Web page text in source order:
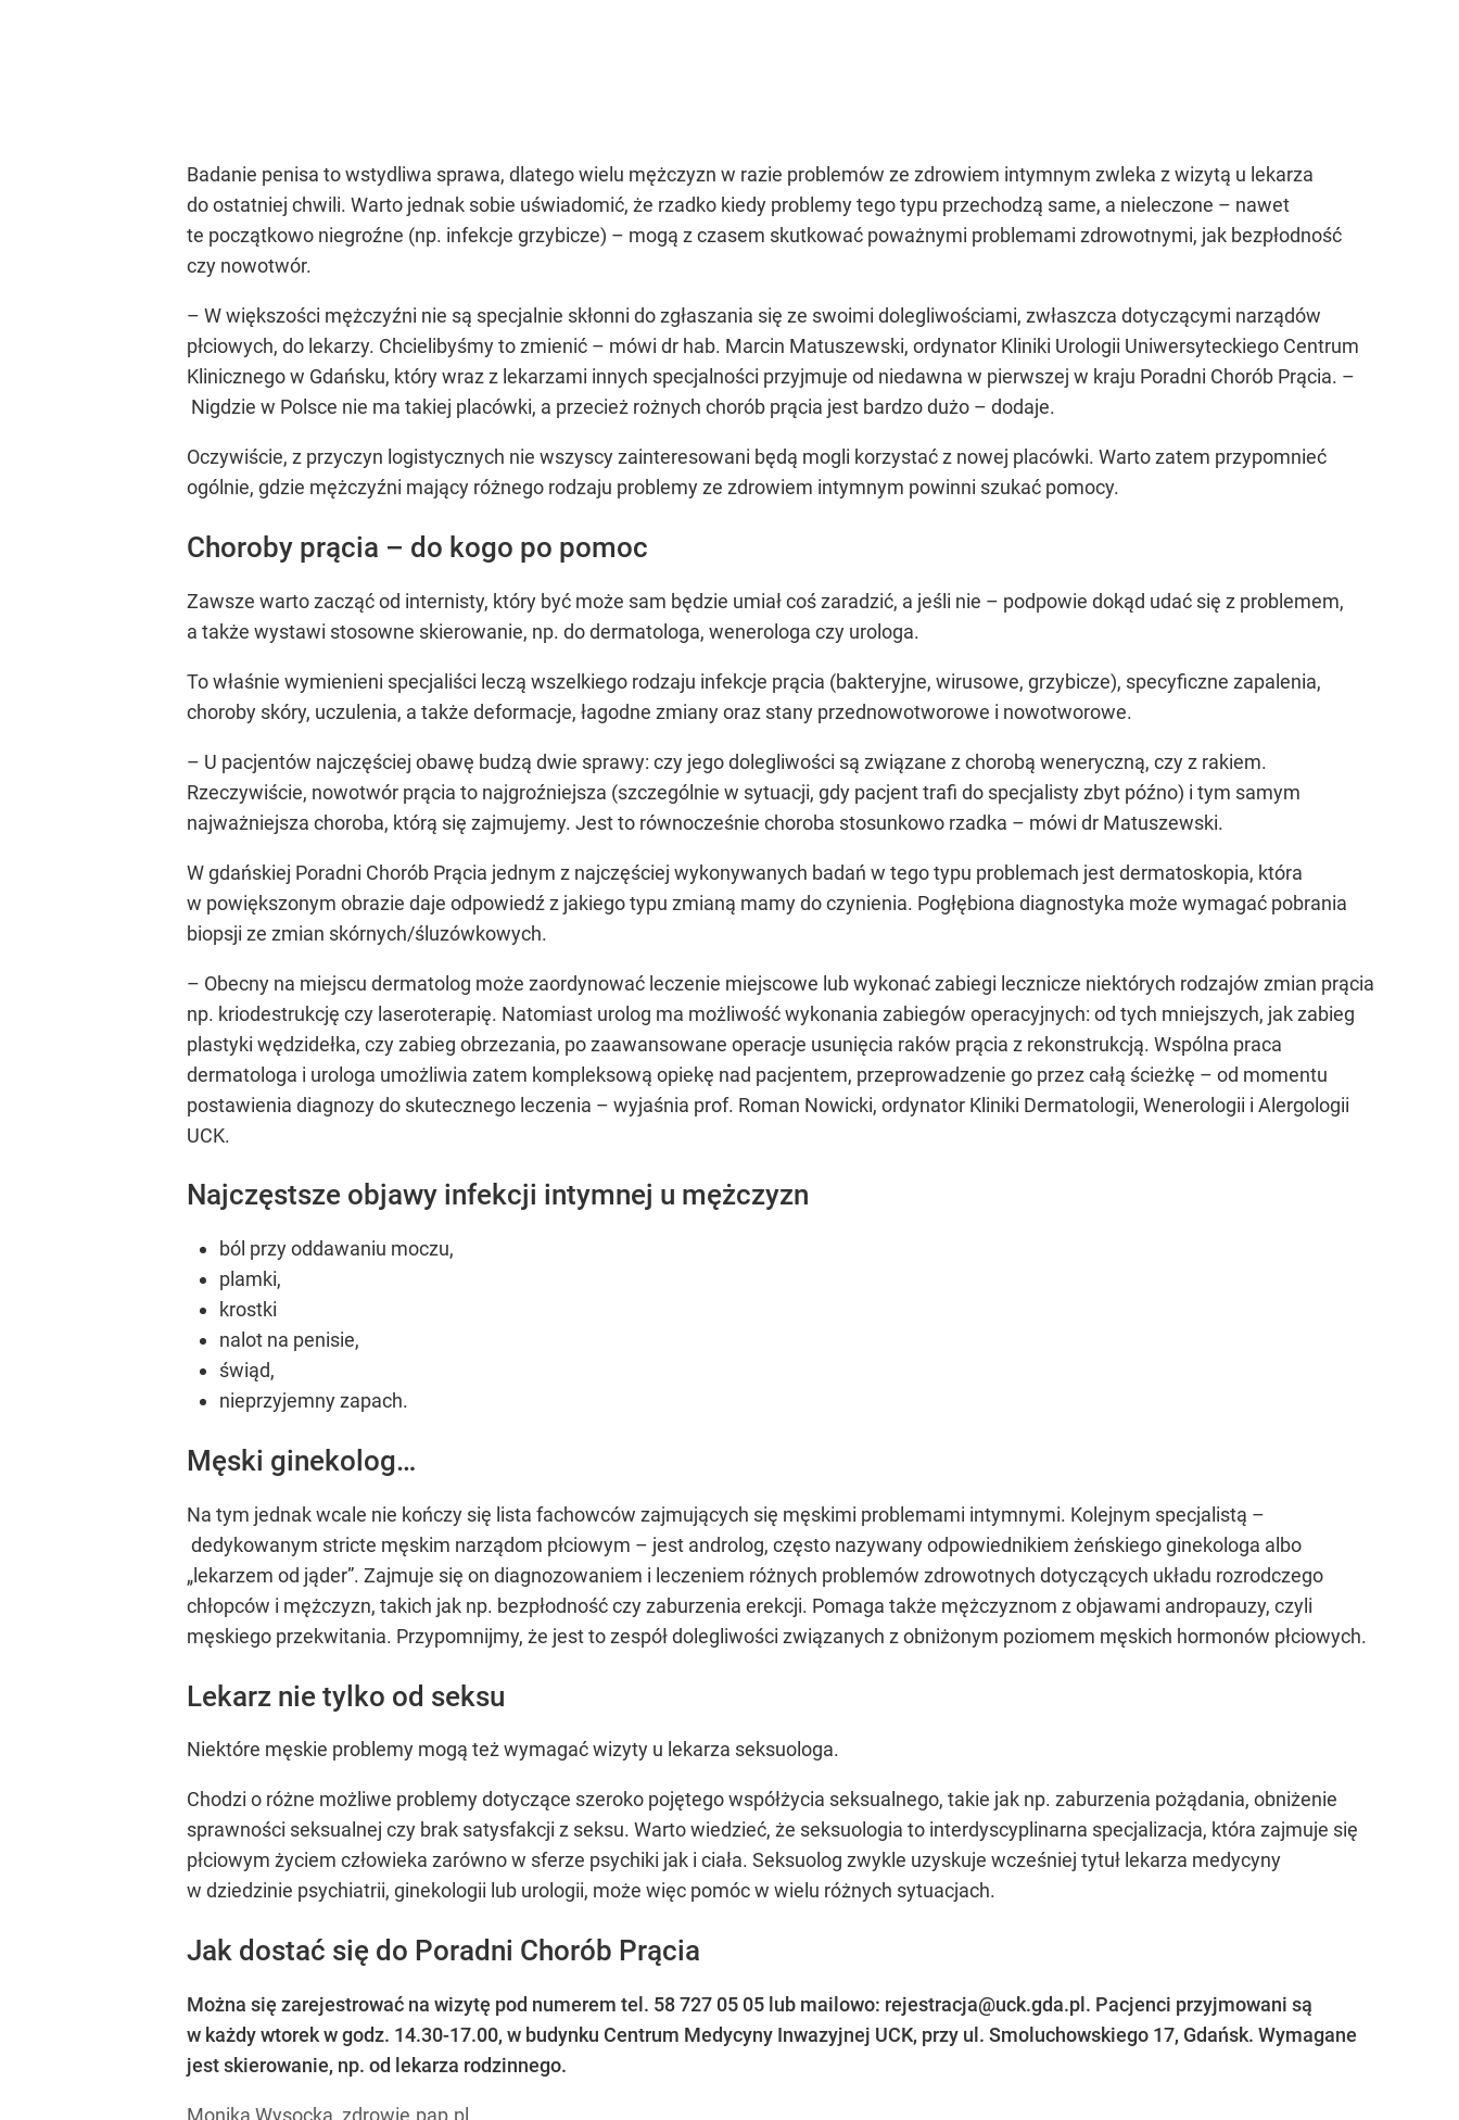
Badanie penisa to wstydliwa sprawa, dlatego wielu mężczyzn w razie problemów ze zdrowiem intymnym zwleka z wizytą u lekarza
do ostatniej chwili. Warto jednak sobie uświadomić, że rzadko kiedy problemy tego typu przechodzą same, a nieleczone – nawet
te początkowo niegroźne (np. infekcje grzybicze) – mogą z czasem skutkować poważnymi problemami zdrowotnymi, jak bezpłodność
czy nowotwór.
– W większości mężczyźni nie są specjalnie skłonni do zgłaszania się ze swoimi dolegliwościami, zwłaszcza dotyczącymi narządów
płciowych, do lekarzy. Chcielibyśmy to zmienić – mówi dr hab. Marcin Matuszewski, ordynator Kliniki Urologii Uniwersyteckiego Centrum
Klinicznego w Gdańsku, który wraz z lekarzami innych specjalności przyjmuje od niedawna w pierwszej w kraju Poradni Chorób Prącia. –
Nigdzie w Polsce nie ma takiej placówki, a przecież rożnych chorób prącia jest bardzo dużo – dodaje.
Oczywiście, z przyczyn logistycznych nie wszyscy zainteresowani będą mogli korzystać z nowej placówki. Warto zatem przypomnieć
ogólnie, gdzie mężczyźni mający różnego rodzaju problemy ze zdrowiem intymnym powinni szukać pomocy.
Choroby prącia – do kogo po pomoc
Zawsze warto zacząć od internisty, który być może sam będzie umiał coś zaradzić, a jeśli nie – podpowie dokąd udać się z problemem,
a także wystawi stosowne skierowanie, np. do dermatologa, wenerologa czy urologa.
To właśnie wymienieni specjaliści leczą wszelkiego rodzaju infekcje prącia (bakteryjne, wirusowe, grzybicze), specyficzne zapalenia,
choroby skóry, uczulenia, a także deformacje, łagodne zmiany oraz stany przednowotworowe i nowotworowe.
– U pacjentów najczęściej obawę budzą dwie sprawy: czy jego dolegliwości są związane z chorobą weneryczną, czy z rakiem.
Rzeczywiście, nowotwór prącia to najgroźniejsza (szczególnie w sytuacji, gdy pacjent trafi do specjalisty zbyt późno) i tym samym
najważniejsza choroba, którą się zajmujemy. Jest to równocześnie choroba stosunkowo rzadka – mówi dr Matuszewski.
W gdańskiej Poradni Chorób Prącia jednym z najczęściej wykonywanych badań w tego typu problemach jest dermatoskopia, która
w powiększonym obrazie daje odpowiedź z jakiego typu zmianą mamy do czynienia. Pogłębiona diagnostyka może wymagać pobrania
biopsji ze zmian skórnych/śluzówkowych.
– Obecny na miejscu dermatolog może zaordynować leczenie miejscowe lub wykonać zabiegi lecznicze niektórych rodzajów zmian prącia
np. kriodestrukcję czy laseroterapię. Natomiast urolog ma możliwość wykonania zabiegów operacyjnych: od tych mniejszych, jak zabieg
plastyki wędzidełka, czy zabieg obrzezania, po zaawansowane operacje usunięcia raków prącia z rekonstrukcją. Wspólna praca
dermatologa i urologa umożliwia zatem kompleksową opiekę nad pacjentem, przeprowadzenie go przez całą ścieżkę – od momentu
postawienia diagnozy do skutecznego leczenia – wyjaśnia prof. Roman Nowicki, ordynator Kliniki Dermatologii, Wenerologii i Alergologii
UCK.
Najczęstsze objawy infekcji intymnej u mężczyzn
ból przy oddawaniu moczu,
plamki,
krostki
nalot na penisie,
świąd,
nieprzyjemny zapach.
Męski ginekolog…
Na tym jednak wcale nie kończy się lista fachowców zajmujących się męskimi problemami intymnymi. Kolejnym specjalistą –
dedykowanym stricte męskim narządom płciowym – jest androlog, często nazywany odpowiednikiem żeńskiego ginekologa albo
„lekarzem od jąder”. Zajmuje się on diagnozowaniem i leczeniem różnych problemów zdrowotnych dotyczących układu rozrodczego
chłopców i mężczyzn, takich jak np. bezpłodność czy zaburzenia erekcji. Pomaga także mężczyznom z objawami andropauzy, czyli
męskiego przekwitania. Przypomnijmy, że jest to zespół dolegliwości związanych z obniżonym poziomem męskich hormonów płciowych.
Lekarz nie tylko od seksu
Niektóre męskie problemy mogą też wymagać wizyty u lekarza seksuologa.
Chodzi o różne możliwe problemy dotyczące szeroko pojętego współżycia seksualnego, takie jak np. zaburzenia pożądania, obniżenie
sprawności seksualnej czy brak satysfakcji z seksu. Warto wiedzieć, że seksuologia to interdyscyplinarna specjalizacja, która zajmuje się
płciowym życiem człowieka zarówno w sferze psychiki jak i ciała. Seksuolog zwykle uzyskuje wcześniej tytuł lekarza medycyny
w dziedzinie psychiatrii, ginekologii lub urologii, może więc pomóc w wielu różnych sytuacjach.
Jak dostać się do Poradni Chorób Prącia
Można się zarejestrować na wizytę pod numerem tel. 58 727 05 05 lub mailowo: rejestracja@uck.gda.pl . Pacjenci przyjmowani są
w każdy wtorek w godz. 14.30-17.00, w budynku Centrum Medycyny Inwazyjnej UCK, przy ul. Smoluchowskiego 17, Gdańsk. Wymagane
jest skierowanie, np. od lekarza rodzinnego.
Monika Wysocka, zdrowie.pap.pl